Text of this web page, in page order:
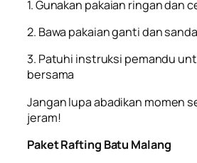
1. Gunakan pakaian ringan dan
2. Bawa pakaian ganti dan
3. Patuhi instruksi pemandu
bersama
Jangan lupa abadikan momen
jeram!
Paket Rafting Batu Malang